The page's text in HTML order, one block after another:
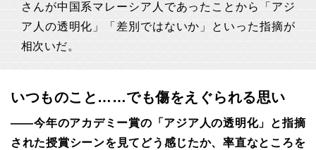
さんが中国系マレーシア人であったことから「アジ
ア人の透明化」「差別ではないか」といった指摘が
相次いだ。
いつものこと……でも傷をえぐられる思い
――今年のアカデミー賞の「アジア人の透明化」と指摘
された授賞シーンを見てどう感じたか、率直なところを